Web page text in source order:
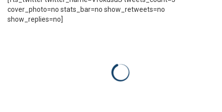
cover_photo=no stats_bar=no show_retweets=no
show_replies=no]